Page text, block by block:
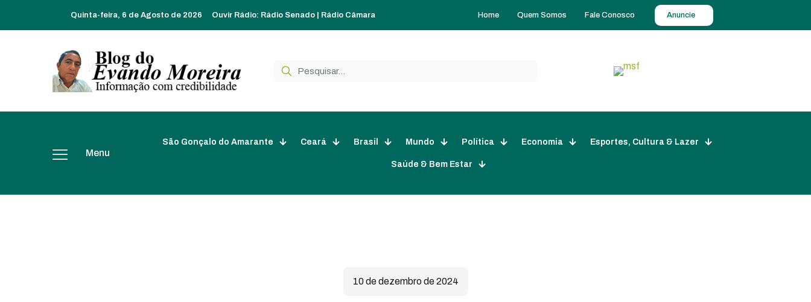
Quinta-feira, 6 de Agosto de 2026 Ouvir Rádio: Rádio Senado Rádio Câmara Home Quem Somos Fale Conosco Anuncie
Menu
São Gonçalo do Amarante Ceará Brasil Mundo Política Economia Esportes, Cultura & Lazer
Saúde & Bem Estar
10 de dezembro de 2024